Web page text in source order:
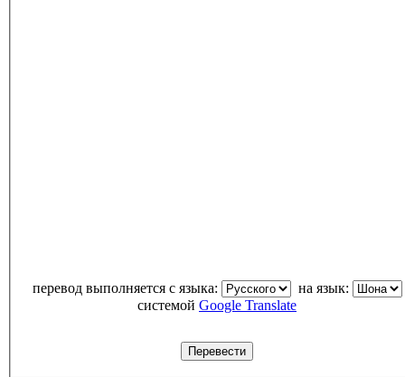
перевод выполняется с языка:
на язык:
системой Google Translate